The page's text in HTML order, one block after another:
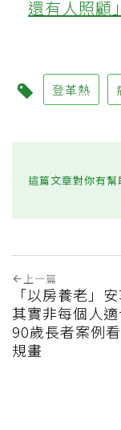
還有人照顧
登革熱
這篇文章對你有幫
上一篇
「以房養老」
其實非每個人
90歲長者案例
規畫